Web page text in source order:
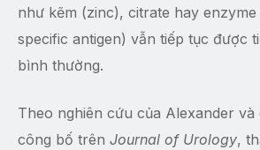
như kẽm (zinc), citrate hay
specific antigen) vẫn tiếp tục được
bình thường.
Theo nghiên cứu của Alexander và
công bố trên Journal of Urology,